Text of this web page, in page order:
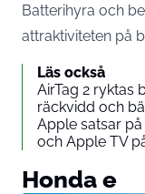
Batterihyra och
attraktiviteten på
Läs också
AirTag 2 ryktas
räckvidd och
Apple satsar
och Apple TV
Honda e